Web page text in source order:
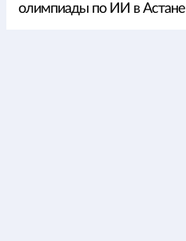
олимпиады по ИИ в Астане